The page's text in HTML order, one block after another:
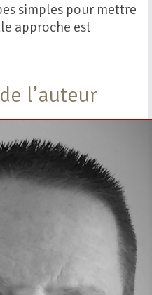
simples pour mettre
approche est
l’auteur